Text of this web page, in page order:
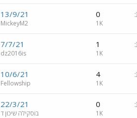
0
1K
13/9/21
MickeyM2
1
1K
7/7/21
dz2016is
4
1K
10/6/21
Fellowship
0
1K
22/3/21
בiסקילה שיכון ד